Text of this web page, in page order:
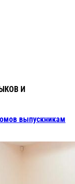
И
выпускникам